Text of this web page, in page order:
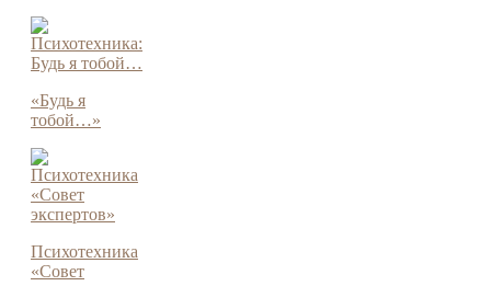
«Будь я
тобой…»
Психотехника
«Совет